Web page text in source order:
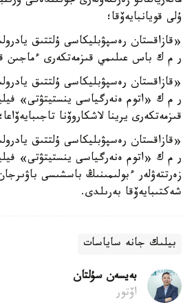
ۇلى قويانبايەۆقا؛
«قازاقستان رەسپۋبليكاسى ۇلتتىق
ر م ك باس عىلىمي قىزمەتكەرى ءماجىن
«قازاقستان رەسپۋبليكاسى ۇلتتىق
ر م ك «اتوم ەنەرگياسى ينستيتۋتى»
قىزمەتكەرى يرينا لاشكاروۆنا تاجىبايەۆاعا؛
«قازاقستان رەسپۋبليكاسى ۇلتتىق
ر م ك «اتوم ەنەرگياسى ينستيتۋتى»
زەرتتەۋلەر ءبولىمىنىڭ باسشىسى
شەكتىبايەۆقا بەرىلدى.
بيلىك جانە ساياسات
بەيسەن سۇلتان
اۆتور